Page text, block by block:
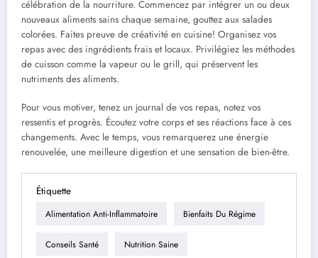
célébration de la nourriture. Commencez par intégrer un ou deux
nouveaux aliments sains chaque semaine, gouttez aux salades
colorées. Faites preuve de créativité en cuisine! Organisez vos
repas avec des ingrédients frais et locaux. Privilégiez les méthodes
de cuisson comme la vapeur ou le grill, qui préservent les
nutriments des aliments.
Pour vous motiver, tenez un journal de vos repas, notez vos
ressentis et progrès. Écoutez votre corps et ses réactions face à ces
changements. Avec le temps, vous remarquerez une énergie
renouvelée, une meilleure digestion et une sensation de bien-être.
Étiquette
Alimentation Anti-Inflammatoire Bienfaits Du Régime
Conseils Santé Nutrition Saine